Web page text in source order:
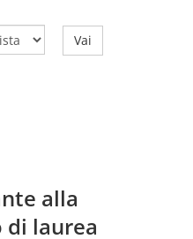
Vai
alla
laurea